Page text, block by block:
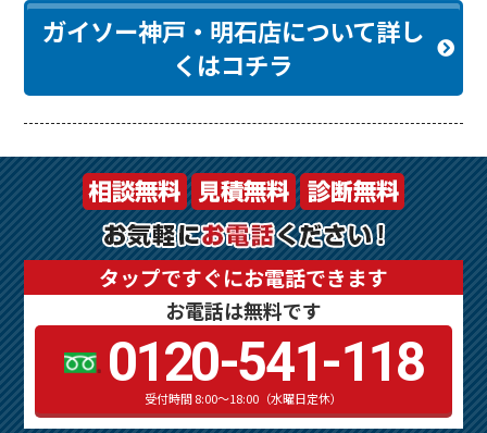
ガイソー神戸・明石店について詳し
くはコチラ
タップですぐにお電話できます
お電話は無料です
0120-541-118
受付時間 8:00～18:00（水曜日定休）